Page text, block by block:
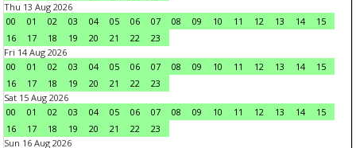
Thu 13 Aug 2026
00
01 02 03 04 05 06 07 08 09 10 11 12 13 14
15
16
17 18 19 20 21 22
23
Fri 14 Aug 2026
00
01 02 03 04 05 06 07 08 09 10 11 12 13 14
15
16
17 18 19 20 21 22
23
Sat 15 Aug 2026
00
01 02 03 04 05 06 07 08 09 10 11 12 13 14
15
16
17 18 19 20 21 22
23
Sun 16 Aug 2026